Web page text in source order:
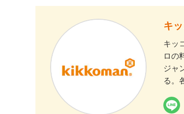
キ
キッ
ロの
ジャ
る。